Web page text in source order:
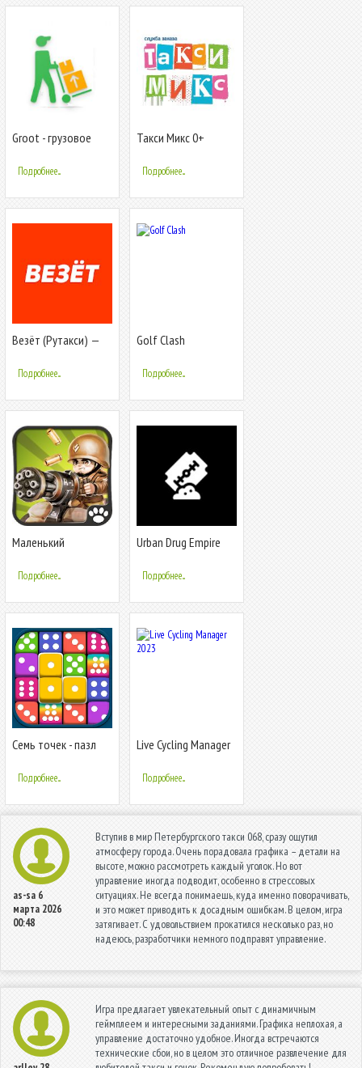
Groot - грузовое
грузоперевозки.
Подробнее...
Такси Микс 0+
Подробнее...
Везёт (Рутакси) —
доставка
Подробнее...
Golf Clash
Подробнее...
Маленький
Подробнее...
Urban Drug Empire
Подробнее...
Семь точек - пазл
Подробнее...
Live Cycling Manager
Подробнее...
as-sa 6
марта 2026
00:48
Вступив в мир Петербургского такси 068, сразу ощутил
атмосферу города. Очень порадовала графика – детали на
высоте, можно рассмотреть каждый уголок. Но вот
управление иногда подводит, особенно в стрессовых
ситуациях. Не всегда понимаешь, куда именно поворачивать,
и это может приводить к досадным ошибкам. В целом, игра
затягивает. С удовольствием прокатился несколько раз, но
надеюсь, разработчики немного подправят управление.
Игра предлагает увлекательный опыт с динамичным
геймплеем и интересными заданиями. Графика неплохая, а
управление достаточно удобное. Иногда встречаются
технические сбои, но в целом это отличное развлечение для